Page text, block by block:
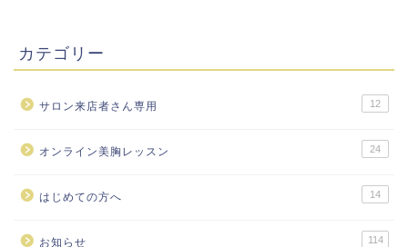
カテゴリー
サロン来店者さん専用 12
オンライン美胸レッスン 24
はじめての方へ 14
お知らせ 114